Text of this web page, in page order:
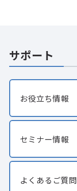
サポート
お役立ち情報
セミナー情報
よくあるご質問